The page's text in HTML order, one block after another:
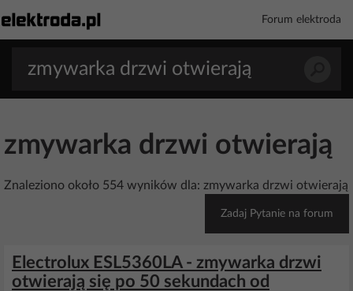
Forum elektroda
zmywarka drzwi otwierają
Znaleziono około 554 wyników dla: zmywarka drzwi otwierają
Zadaj Pytanie na forum
Electrolux ESL5360LA - zmywarka drzwi
otwierają się po 50 sekundach od